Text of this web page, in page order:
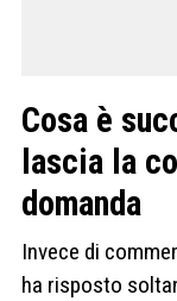
Cosa è
lascia la
domanda
Invece di
ha risposto